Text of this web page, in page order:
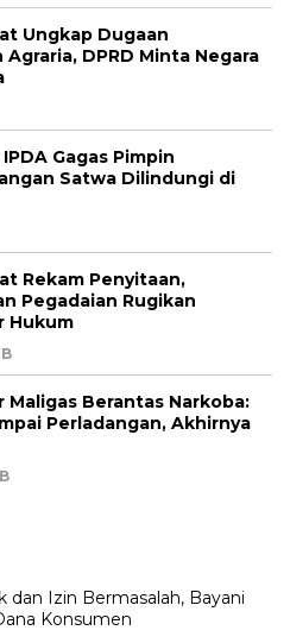
Ungkap Dugaan
DPRD Minta Negara
Gagas Pimpin
Satwa Dilindungi di
Rekam Penyitaan,
Pegadaian Rugikan
Hukum
Berantas Narkoba:
Perladangan, Akhirnya